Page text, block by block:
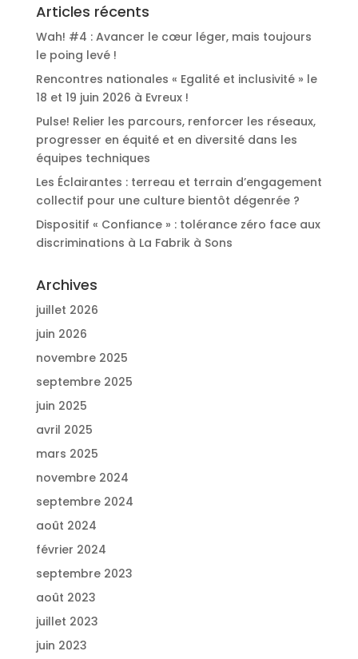
Articles récents
Wah! #4 : Avancer le cœur léger, mais toujours
le poing levé !
Rencontres nationales « Egalité et inclusivité » le
18 et 19 juin 2026 à Evreux !
Pulse! Relier les parcours, renforcer les réseaux,
progresser en équité et en diversité dans les
équipes techniques
Les Éclairantes : terreau et terrain d’engagement
collectif pour une culture bientôt dégenrée ?
Dispositif « Confiance » : tolérance zéro face aux
discriminations à La Fabrik à Sons
Archives
juillet 2026
juin 2026
novembre 2025
septembre 2025
juin 2025
avril 2025
mars 2025
novembre 2024
septembre 2024
août 2024
février 2024
septembre 2023
août 2023
juillet 2023
juin 2023